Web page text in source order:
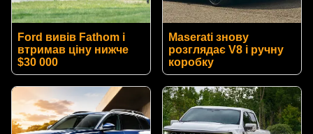
Ford вивів Fathom і
втримав ціну нижче
$30 000
Maserati знову
розглядає V8 і ручну
коробку